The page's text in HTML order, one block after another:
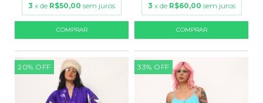
3 x de R$50,00 sem juros 3 x de R$60,00 sem juros
20% OFF 33% OFF